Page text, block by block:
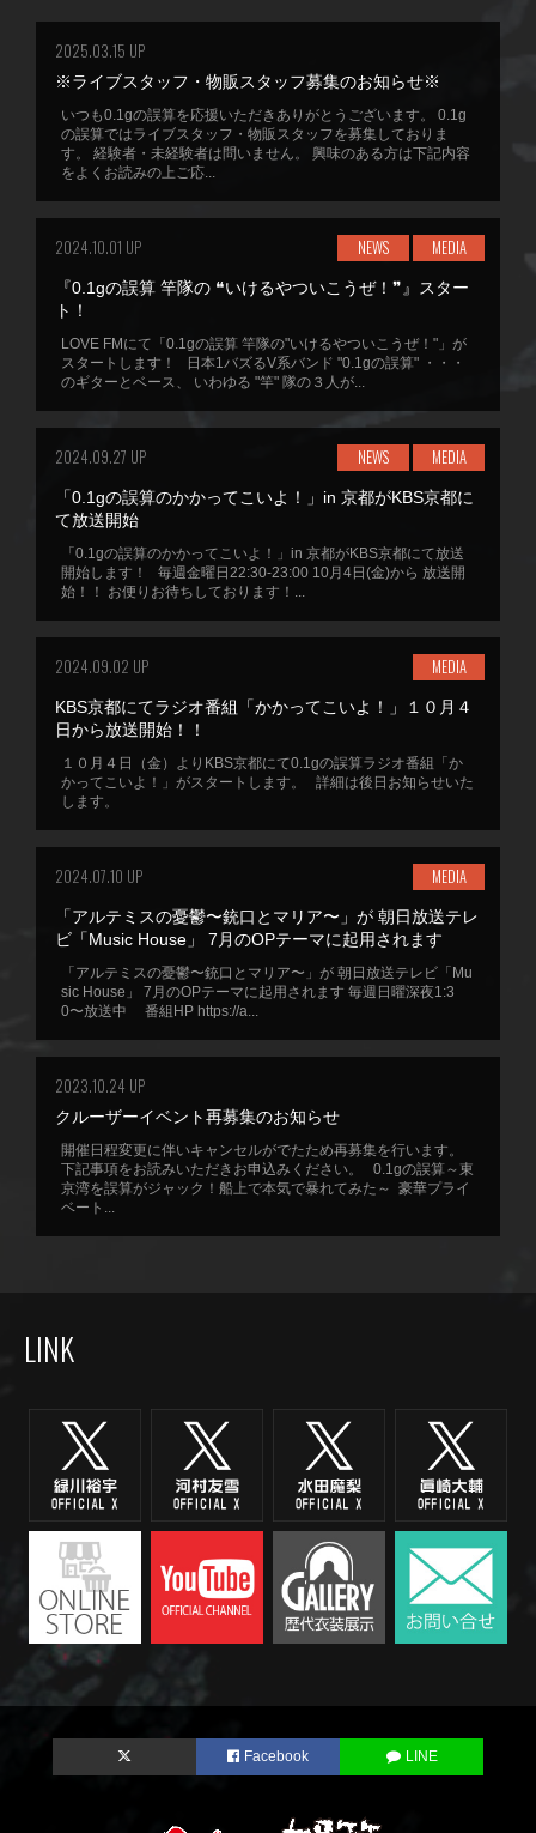
2025.03.15 UP
※ライブスタッフ・物販スタッフ募集のお知らせ※
いつも0.1gの誤算を応援いただきありがとうございます。 0.1g
の誤算ではライブスタッフ・物販スタッフを募集しておりま
す。 経験者・未経験者は問いません。 興味のある方は下記内容
をよくお読みの上ご応...
2024.10.01 UP NEWS MEDIA
『0.1gの誤算 竿隊の ❝いけるやついこうぜ！❞』スター
ト！
LOVE FMにて「0.1gの誤算 竿隊の"いけるやついこうぜ！"」が
スタートします！ 日本1バズるV系バンド "0.1gの誤算" ・・・
のギターとベース、 いわゆる "竿" 隊の３人が...
2024.09.27 UP NEWS MEDIA
「0.1gの誤算のかかってこいよ！」in 京都がKBS京都に
て放送開始
「0.1gの誤算のかかってこいよ！」in 京都がKBS京都にて放送
開始します！ 毎週金曜日22:30-23:00 10月4日(金)から 放送開
始！！ お便りお待ちしております！...
2024.09.02 UP MEDIA
KBS京都にてラジオ番組「かかってこいよ！」１０月４
日から放送開始！！
１０月４日（金）よりKBS京都にて0.1gの誤算ラジオ番組「か
かってこいよ！」がスタートします。 詳細は後日お知らせいた
します。
2024.07.10 UP MEDIA
「アルテミスの憂鬱〜銃口とマリア〜」が 朝日放送テレ
ビ「Music House」 7月のOPテーマに起用されます
「アルテミスの憂鬱〜銃口とマリア〜」が 朝日放送テレビ「Mu
sic House」 7月のOPテーマに起用されます 毎週日曜深夜1:3
0〜放送中 番組HP https://a...
2023.10.24 UP
クルーザーイベント再募集のお知らせ
開催日程変更に伴いキャンセルがでたため再募集を行います。
下記事項をお読みいただきお申込みください。 0.1gの誤算～東
京湾を誤算がジャック！船上で本気で暴れてみた～ 豪華プライ
ベート...
LINK
Facebook LINE